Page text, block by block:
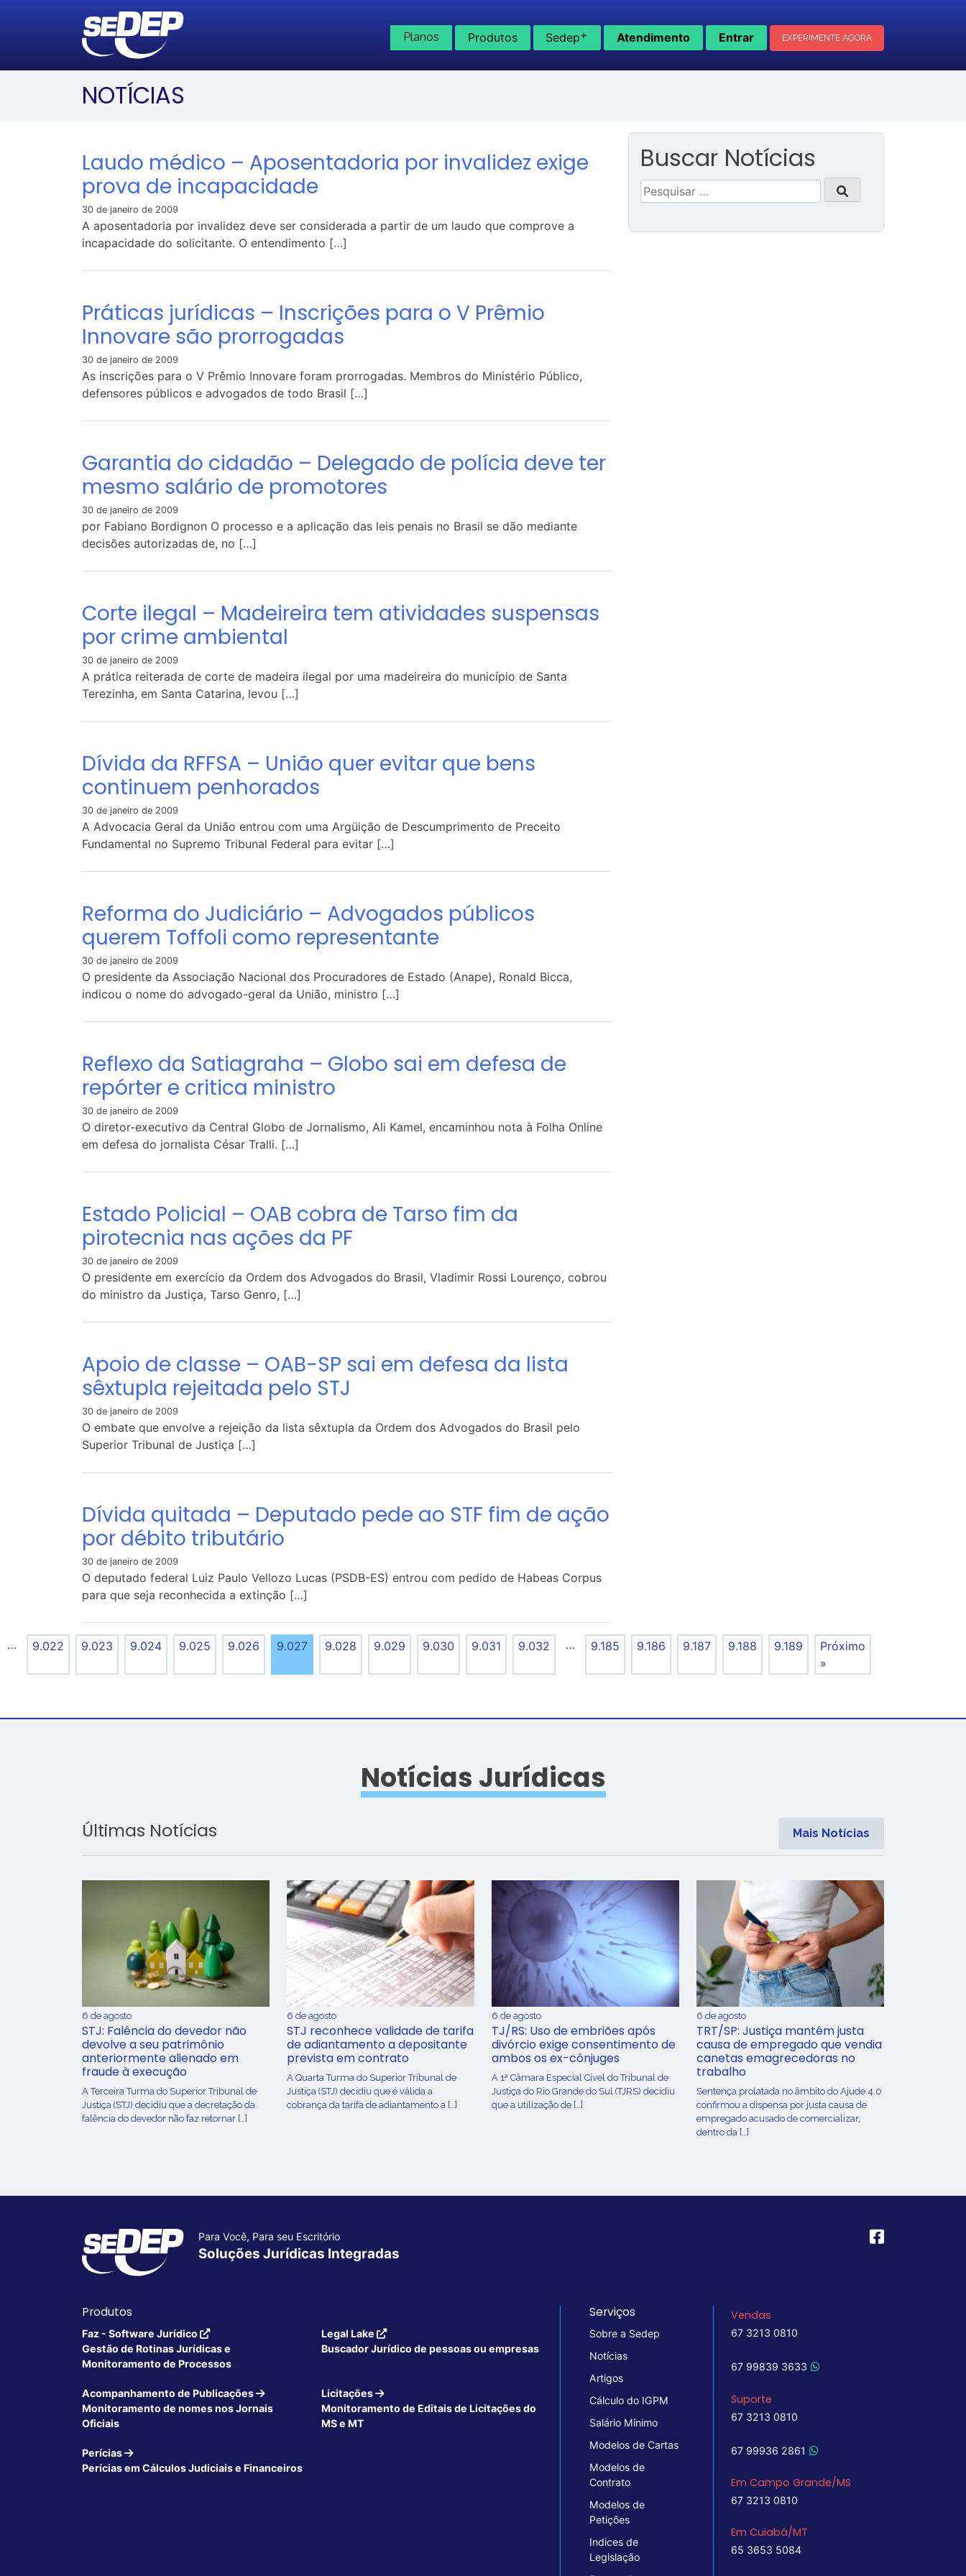
Planos Produtos Sedep+ Atendimento Entrar EXPERIMENTE AGORA
NOTÍCIAS
Laudo médico – Aposentadoria por invalidez exige
prova de incapacidade
30 de janeiro de 2009
A aposentadoria por invalidez deve ser considerada a partir de um laudo que comprove a
incapacidade do solicitante. O entendimento […]
Práticas jurídicas – Inscrições para o V Prêmio
Innovare são prorrogadas
30 de janeiro de 2009
As inscrições para o V Prêmio Innovare foram prorrogadas. Membros do Ministério Público,
defensores públicos e advogados de todo Brasil […]
Garantia do cidadão – Delegado de polícia deve ter
mesmo salário de promotores
30 de janeiro de 2009
por Fabiano Bordignon O processo e a aplicação das leis penais no Brasil se dão mediante
decisões autorizadas de, no […]
Corte ilegal – Madeireira tem atividades suspensas
por crime ambiental
30 de janeiro de 2009
A prática reiterada de corte de madeira ilegal por uma madeireira do município de Santa
Terezinha, em Santa Catarina, levou […]
Dívida da RFFSA – União quer evitar que bens
continuem penhorados
30 de janeiro de 2009
A Advocacia Geral da União entrou com uma Argüição de Descumprimento de Preceito
Fundamental no Supremo Tribunal Federal para evitar […]
Reforma do Judiciário – Advogados públicos
querem Toffoli como representante
30 de janeiro de 2009
O presidente da Associação Nacional dos Procuradores de Estado (Anape), Ronald Bicca,
indicou o nome do advogado-geral da União, ministro […]
Reflexo da Satiagraha – Globo sai em defesa de
repórter e critica ministro
30 de janeiro de 2009
O diretor-executivo da Central Globo de Jornalismo, Ali Kamel, encaminhou nota à Folha Online
em defesa do jornalista César Tralli. […]
Estado Policial – OAB cobra de Tarso fim da
pirotecnia nas ações da PF
30 de janeiro de 2009
O presidente em exercício da Ordem dos Advogados do Brasil, Vladimir Rossi Lourenço, cobrou
do ministro da Justiça, Tarso Genro, […]
Apoio de classe – OAB-SP sai em defesa da lista
sêxtupla rejeitada pelo STJ
30 de janeiro de 2009
O embate que envolve a rejeição da lista sêxtupla da Ordem dos Advogados do Brasil pelo
Superior Tribunal de Justiça […]
Dívida quitada – Deputado pede ao STF fim de ação
por débito tributário
30 de janeiro de 2009
O deputado federal Luiz Paulo Vellozo Lucas (PSDB-ES) entrou com pedido de Habeas Corpus
para que seja reconhecida a extinção […]
… 9.022 9.023 9.024 9.025 9.026 9.027 9.028 9.029 9.030 9.031 9.032 … 9.185 9.186 9.187 9.188 9.189
Próximo
»
Buscar Notícias
Pesquisar
por:
Notícias Jurídicas
Últimas Notícias Mais Notícias
6 de agosto
STJ: Falência do devedor não
devolve a seu patrimônio
anteriormente alienado em
fraude à execução
A Terceira Turma do Superior Tribunal de
Justiça (STJ) decidiu que a decretação da
falência do devedor não faz retornar […]
6 de agosto
STJ reconhece validade de tarifa
de adiantamento a depositante
prevista em contrato
A Quarta Turma do Superior Tribunal de
Justiça (STJ) decidiu que é válida a
cobrança da tarifa de adiantamento a […]
6 de agosto
TJ/RS: Uso de embriões após
divórcio exige consentimento de
ambos os ex-cônjuges
A 1ª Câmara Especial Cível do Tribunal de
Justiça do Rio Grande do Sul (TJRS) decidiu
que a utilização de […]
6 de agosto
TRT/SP: Justiça mantém justa
causa de empregado que vendia
canetas emagrecedoras no
trabalho
Sentença prolatada no âmbito do Ajude 4.0
confirmou a dispensa por justa causa de
empregado acusado de comercializar,
dentro da […]
Para Você, Para seu Escritório
Soluções Jurídicas Integradas
Produtos
Faz - Software Jurídico
Gestão de Rotinas Jurídicas e
Monitoramento de Processos
Legal Lake
Buscador Jurídico de pessoas ou empresas
Acompanhamento de Publicações
Monitoramento de nomes nos Jornais
Oficiais
Licitações
Monitoramento de Editais de Licitações do
MS e MT
Perícias
Perícias em Cálculos Judiciais e Financeiros
Serviços
Sobre a Sedep
Notícias
Artigos
Cálculo do IGPM
Salário Mínimo
Modelos de Cartas
Modelos de
Contrato
Modelos de
Petições
Indices de
Legislação
Vendas
67 3213 0810
67 99839 3633
Suporte
67 3213 0810
67 99936 2861
Em Campo Grande/MS
67 3213 0810
Em Cuiabá/MT
65 3653 5084